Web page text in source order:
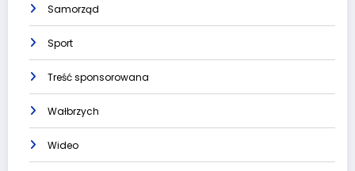
Samorząd
Sport
Treść sponsorowana
Wałbrzych
Wideo